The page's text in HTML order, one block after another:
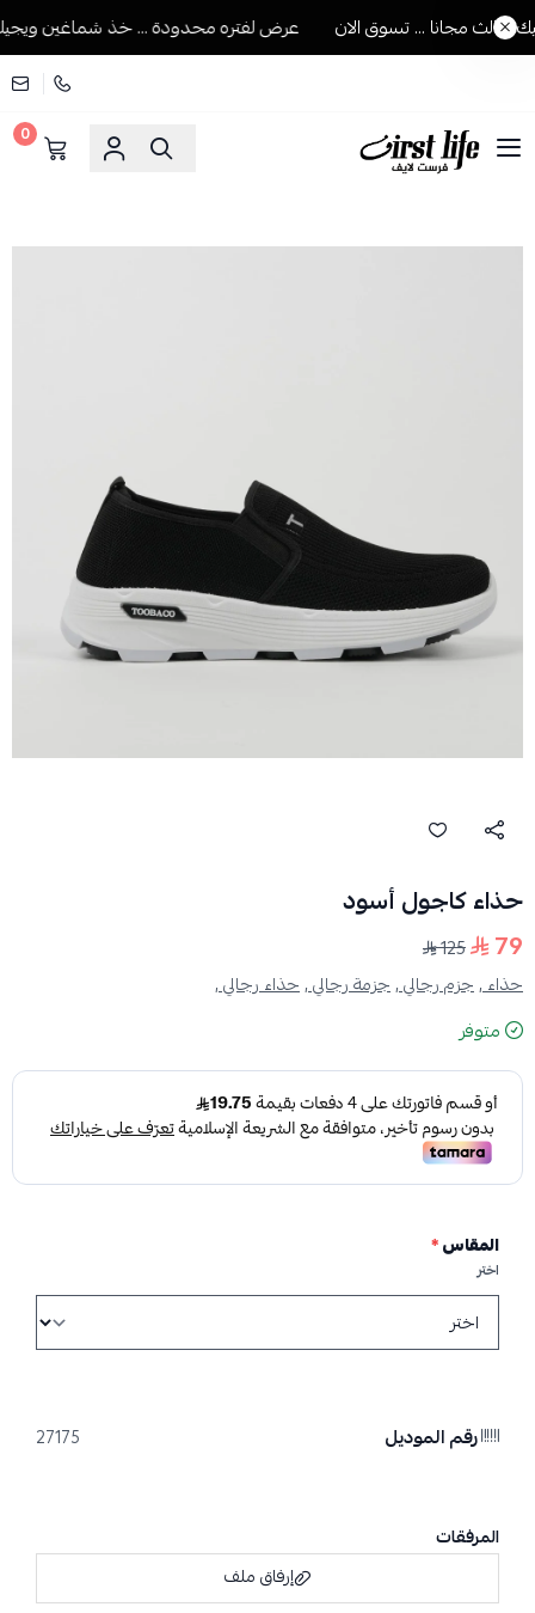
مجانا ... تسوق الان عرض لفتره محدودة ... خذ شماغين ويجيك
فرست لايف للمستلزمات الرجالية
0
حذاء كاجول أسود
79
125
حذاء ,جزم رجالي ,جزمة رجالي ,حذاء رجالي ,
متوفر
المقاس*
اختر
رقم الموديل 27175
المرفقات
إرفاق ملف